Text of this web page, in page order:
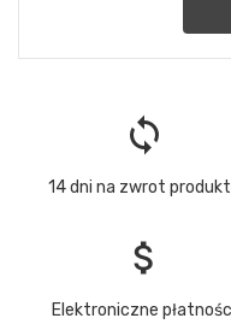
loop
14 dni na zwrot
attach_money
Elektroniczne